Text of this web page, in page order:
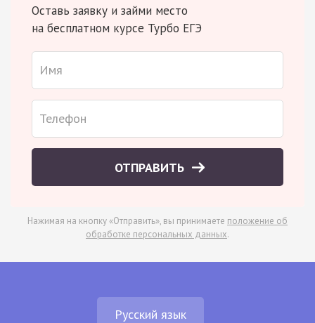
Оставь заявку и займи место
на бесплатном курсе Турбо ЕГЭ
ОТПРАВИТЬ
Нажимая на кнопку «Отправить», вы принимаете положение об
обработке персональных данных.
Русский язык